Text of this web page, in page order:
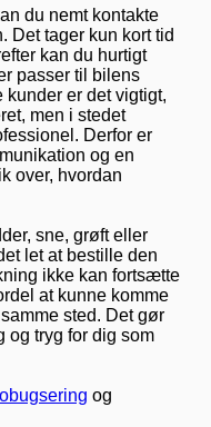
du nemt kontakte
Det tager kun kort tid
kan du hurtigt
passer til bilens
er det vigtigt,
men i stedet
Derfor er
og en
over, hvordan
sne, grøft eller
let at bestille den
ikke kan fortsætte
at kunne komme
sted. Det gør
og tryg for dig som
og